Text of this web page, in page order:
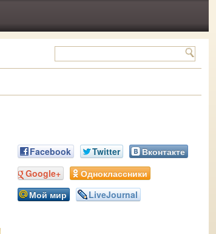
Facebook Twitter
Вконтакте
Google+
Одноклассники
Мой мир
LiveJournal